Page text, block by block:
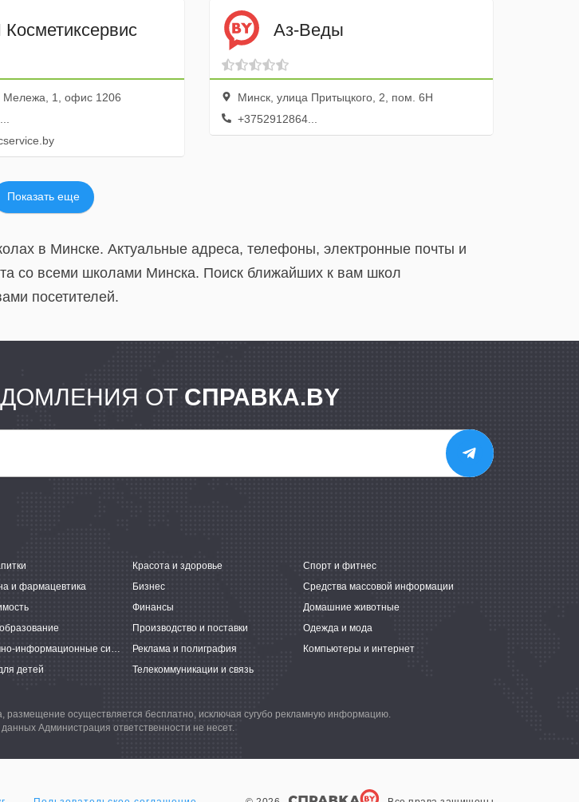
Мележа, 1, офис 1206
Аз-Веды
Минск, улица Притыцкого, 2, пом. 6Н
+3752912864...
Показать еще
в Минске. Актуальные адреса, телефоны, электронные почты и
со всеми школами Минска. Поиск ближайших к вам школ
посетителей.
ОТ СПРАВКА.BY
Красота и здоровье
Спорт и фитнес
и фармацевтика Бизнес
Средства массовой информации
Финансы
Домашние животные
Производство и поставки
Одежда и мода
Справочно-информационные системы Реклама и полиграфия
Компьютеры и интернет
детей Телекоммуникации и связь
размещение осуществляется бесплатно, исключая сугубо рекламную информацию.
Администрация ответственности не несет.